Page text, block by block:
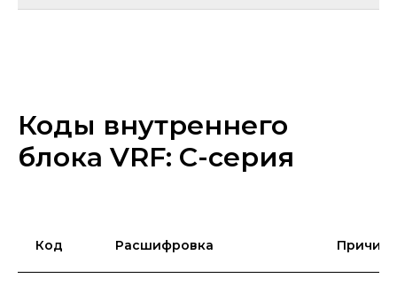
Коды внутреннего
блока VRF: C-серия
Код Расшифровка